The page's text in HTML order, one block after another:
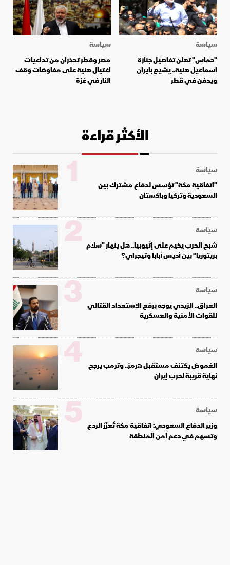
سياسة
"حماس" تعلن تفاصيل جنازة
إسماعيل هنية.. يشيع بإيران
ويدفن في قطر
سياسة
مصر وقطر تحذران من تداعيات
اغتيال هنية على مفاوضات وقف
النار في غزة
الأكثر قراءة
سياسة
"اتفاقية مكة" تؤسس لدفاع مشترك بين
السعودية وتركيا وباكستان
1
سياسة
شبح الحرب يخيم على إثيوبيا.. هل ينهار "سلام
بريتوريا" بين أديس أبابا وتيجراي؟
2
سياسة
العراق.. الزيدي يوجه برفع الاستعداد القتالي
للقوات الأمنية والعسكرية
3
سياسة
الغموض يكتنف مستقبل هرمز.. وترمب يرجح
نهاية قريبة لحرب إيران
4
سياسة
وزير الدفاع السعودي: اتفاقية مكة تُعزّز الردع
وتسهم في دعم أمن المنطقة
5